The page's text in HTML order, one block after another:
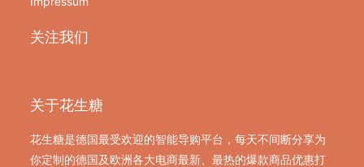
关注我们
关于花生糖
花生糖是德国最受欢迎的智能导购平台，每天不间断分享为
你定制的德国及欧洲各大电商最新、最热的爆款商品优惠打